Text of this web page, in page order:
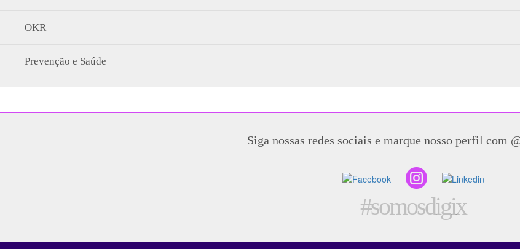
OKR
Prevenção e Saúde
Siga nossas redes sociais e marque nosso perfil com
#somosdigix